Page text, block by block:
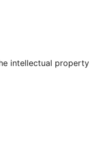
edin
intellectual property